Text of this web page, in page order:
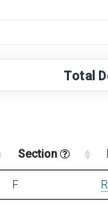
Total
Section
F